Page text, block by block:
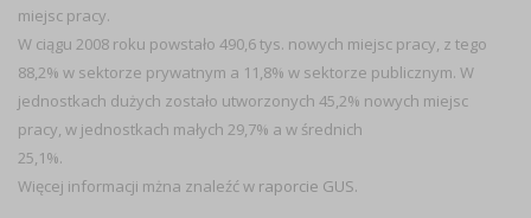
miejsc pracy.
W ciągu 2008 roku powstało 490,6 tys. nowych miejsc pracy, z tego
88,2% w sektorze prywatnym a 11,8% w sektorze publicznym. W
jednostkach dużych zostało utworzonych 45,2% nowych miejsc
pracy, w jednostkach małych 29,7% a w średnich
25,1%.
Więcej informacji mżna znaleźć w raporcie GUS.